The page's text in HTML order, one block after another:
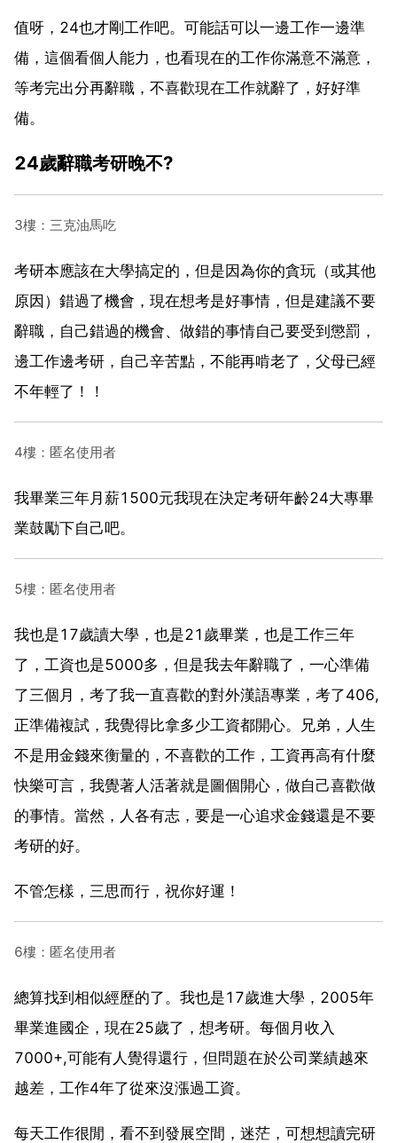
值呀，24也才剛工作吧。可能話可以一邊工作一邊準
備，這個看個人能力，也看現在的工作你滿意不滿意，
等考完出分再辭職，不喜歡現在工作就辭了，好好準
備。
24歲辭職考研晚不?
3樓：三克油馬吃
考研本應該在大學搞定的，但是因為你的貪玩（或其他
原因）錯過了機會，現在想考是好事情，但是建議不要
辭職，自己錯過的機會、做錯的事情自己要受到懲罰，
邊工作邊考研，自己辛苦點，不能再啃老了，父母已經
不年輕了！！
4樓：匿名使用者
我畢業三年月薪1500元我現在決定考研年齡24大專畢
業鼓勵下自己吧。
5樓：匿名使用者
我也是17歲讀大學，也是21歲畢業，也是工作三年
了，工資也是5000多，但是我去年辭職了，一心準備
了三個月，考了我一直喜歡的對外漢語專業，考了406,
正準備複試，我覺得比拿多少工資都開心。兄弟，人生
不是用金錢來衡量的，不喜歡的工作，工資再高有什麼
快樂可言，我覺著人活著就是圖個開心，做自己喜歡做
的事情。當然，人各有志，要是一心追求金錢還是不要
考研的好。
不管怎樣，三思而行，祝你好運！
6樓：匿名使用者
總算找到相似經歷的了。我也是17歲進大學，2005年
畢業進國企，現在25歲了，想考研。每個月收入
7000+,可能有人覺得還行，但問題在於公司業績越來
越差，工作4年了從來沒漲過工資。
每天工作很閒，看不到發展空間，迷茫，可想想讀完研